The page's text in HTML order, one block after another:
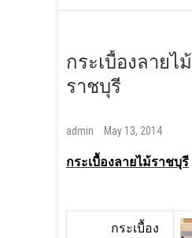
o
กระเบื้องลายไม้
ราชบุรี
admin May 13, 2014
กระเบื้องลายไม้ราชบุรี
กระเบื้อง